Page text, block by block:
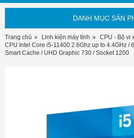
DANH MỤC SẢN
Trang chủ Linh kiện máy tính
CPU - Bộ vi
CPU Intel Core i5-11400 2.6Ghz up to 4.4GHz /
Smart Cache / UHD Graphic 730 / Socket 1200